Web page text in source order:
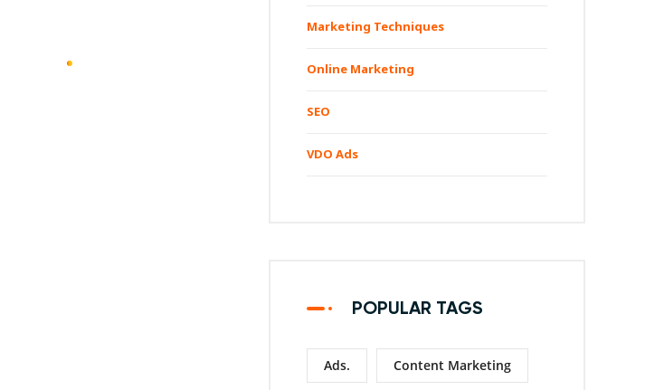
Marketing Techniques
Online Marketing
SEO
VDO Ads
POPULAR TAGS
Ads. Content Marketing